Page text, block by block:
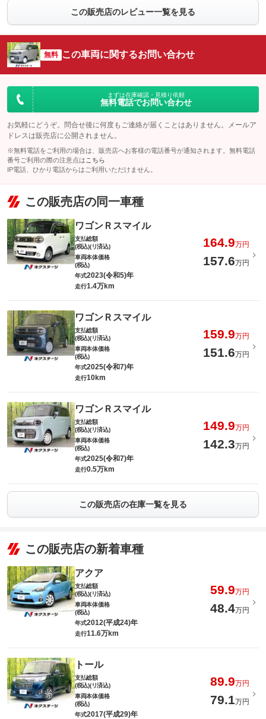
この販売店のレビュー一覧を見る
無料 この車両に関するお問い合わせ
まずは在庫確認・見積り依頼
無料電話でお問い合わせ
お気軽にどうぞ。問合せ後に何度もご連絡が届くことはありません。メールア
ドレスは販売店に公開されません。
※無料電話をご利用の場合は、販売店へお客様の電話番号が通知されます。無料電話
番号ご利用の際の注意点は こちら
IP電話、ひかり電話からはご利用いただけません。
この販売店の同一車種
ワゴンＲスマイル
支払総額
(税込)(リ済込)
164.9万円
車両本体価格
(税込)
157.6万円
年式2023(令和5)年
走行1.4万km
ワゴンＲスマイル
支払総額
(税込)(リ済込)
159.9万円
車両本体価格
(税込)
151.6万円
年式2025(令和7)年
走行10km
ワゴンＲスマイル
支払総額
(税込)(リ済込)
149.9万円
車両本体価格
(税込)
142.3万円
年式2025(令和7)年
走行0.5万km
この販売店の在庫一覧を見る
この販売店の新着車種
アクア
支払総額
(税込)(リ済込)
59.9万円
車両本体価格
(税込)
48.4万円
年式2012(平成24)年
走行11.6万km
トール
支払総額
(税込)(リ済込)
89.9万円
車両本体価格
(税込)
79.1万円
年式2017(平成29)年